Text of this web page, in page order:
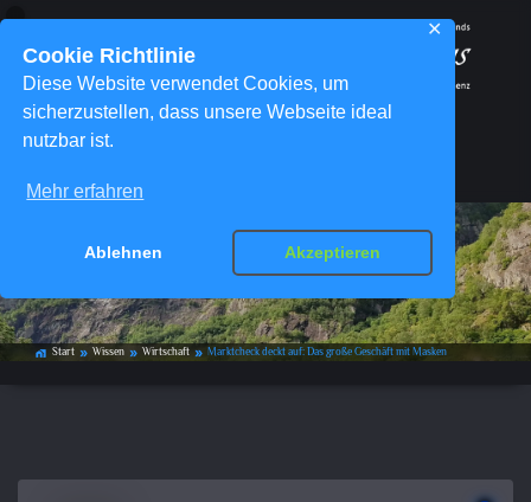
Cookie Richtlinie
Diese Website verwendet Cookies, um
sicherzustellen, dass unsere Webseite ideal
nutzbar ist.
Mehr erfahren
Ablehnen Akzeptieren
✕
Marktcheck deckt auf: Das große
Geschäft mit Masken
home_work Start double_arrow Wissen double_arrow Wirtschaft double_arrow Marktcheck deckt auf: Das große Geschäft mit Masken